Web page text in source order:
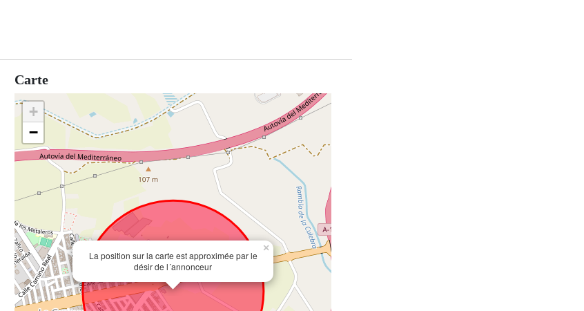
Carte
La position sur la carte est approximée par le
désir de l´annonceur
×
+
−